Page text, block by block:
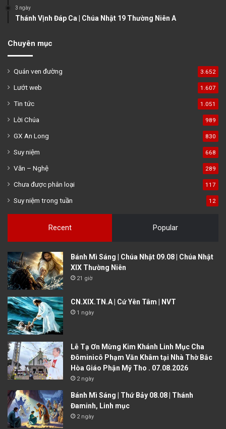
3 ngày
Thánh Vịnh Đáp Ca | Chúa Nhật 19 Thường Niên A
Chuyên mục
Quán ven đường 3.652
Lướt web 1.607
Tin tức 1.051
Lời Chúa 989
GX An Long 830
Suy niệm 668
Văn – Nghệ 289
Chưa được phân loại 117
Suy niệm trong tuần 12
Recent Popular
Bánh Mì Sáng | Chúa Nhật 09.08 | Chúa Nhật
XIX Thường Niên
21 giờ
CN.XIX.TN.A | Cứ Yên Tâm | NVT
1 ngày
Lễ Tạ Ơn Mừng Kim Khánh Linh Mục Cha
Đôminicô Phạm Văn Khâm tại Nhà Thờ Bắc
Hòa Giáo Phận Mỹ Tho . 07.08.2026
2 ngày
Bánh Mì Sáng | Thứ Bảy 08.08 | Thánh
Đaminh, Linh mục
2 ngày